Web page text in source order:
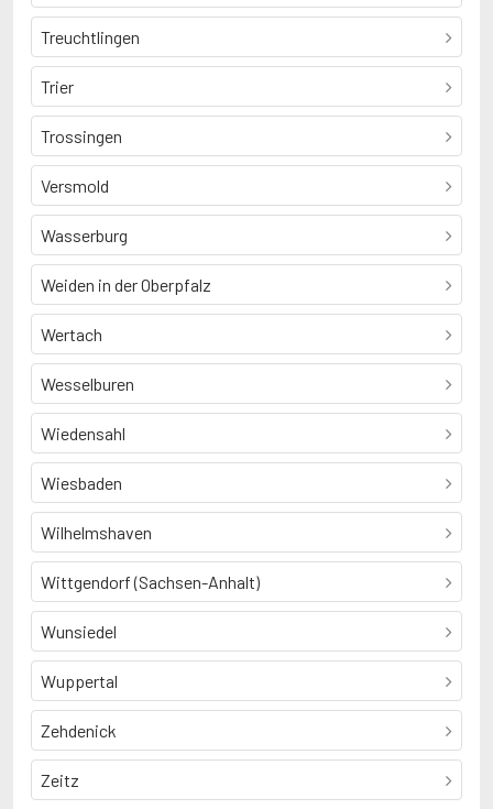
Treuchtlingen
Trier
Trossingen
Versmold
Wasserburg
Weiden in der Oberpfalz
Wertach
Wesselburen
Wiedensahl
Wiesbaden
Wilhelmshaven
Wittgendorf (Sachsen-Anhalt)
Wunsiedel
Wuppertal
Zehdenick
Zeitz